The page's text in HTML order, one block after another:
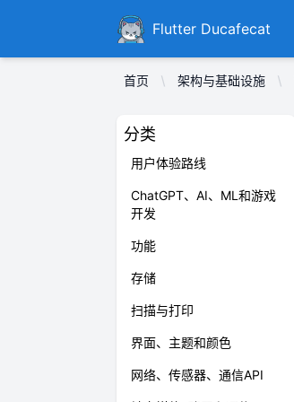
DucafecatFlutter Ducafecat
首页 架构与基础设施
分类
用户体验路线
ChatGPT、AI、ML和游戏
开发
功能
存储
扫描与打印
界面、主题和颜色
网络、传感器、通信API